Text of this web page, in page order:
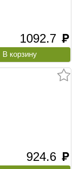
1092.7 руб
924.6 руб